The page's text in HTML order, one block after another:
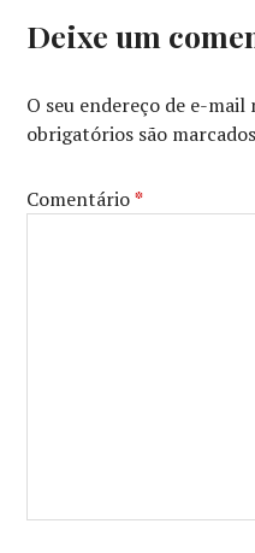
Deixe um
O seu endereço de e-mail
obrigatórios são
Comentário*